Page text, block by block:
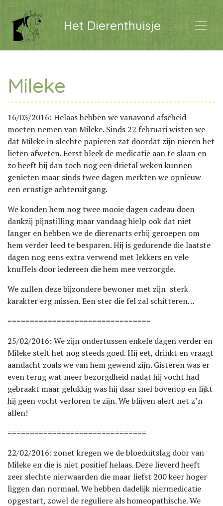
Het Dierenthuisje
Mileke
16/03/2016: Helaas hebben we vanavond afscheid
moeten nemen van Mileke. Sinds 22 februari wisten we
dat Mileke in slechte papieren zat doordat zijn nieren het
lieten afweten. Eerst bleek de medicatie aan te slaan en
zo heeft hij dan toch nog een drietal weken kunnen
genieten maar sinds twee dagen merkten we opnieuw
een ernstige achteruitgang.
We konden hem nog twee mooie dagen cadeau doen
dankzij pijnstilling maar vandaag hielp ook dat niet
langer en hebben we de dierenarts erbij geroepen om
hem verder leed te besparen. Hij is gedurende die laatste
dagen nog eens extra verwend met lekkers en vele
knuffels door iedereen die hem mee verzorgde.
We zullen deze bijzondere bewoner met zijn sterk
karakter erg missen. Een ster die fel zal schitteren…
================================
25/02/2016: We zijn ondertussen enkele dagen verder en
Mileke stelt het nog steeds goed. Hij eet, drinkt en vraagt
aandacht zoals we van hem gewend zijn. Gisteren was er
even terug wat meer bezorgdheid nadat hij vocht had
gebraakt maar gelukkig was hij daar snel bovenop en lijkt
hij geen vocht verloren te zijn. We blijven alert net z’n
allen!
===============================
22/02/2016: zonet kregen we de bloeduitslag door van
Mileke en die is niet positief helaas. Deze lieverd heeft
zeer slechte nierwaarden die maar liefst 200 keer hoger
liggen dan normaal. We hebben dadelijk niermedicatie
opgestart, zowel de reguliere als homeopathische. We